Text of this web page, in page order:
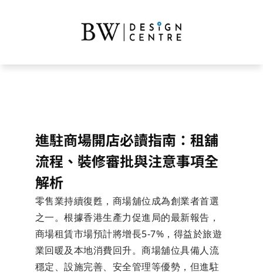
進駐商場開店必讀指南：租舖
流程、裝修審批與注意事項全
解析
零售業持續復甦，商場舖位成為創業者首選
之一。根據香港生產力促進局的最新報告，
商場租賃市場預計將增長5-7%，得益於旅遊
業回暖及本地消費回升。商場舖位具備人流
穩定、設施完善、安全管理等優勢，但進駐